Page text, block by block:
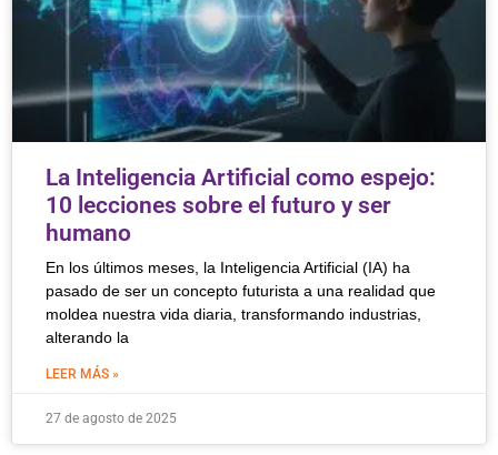
La Inteligencia Artificial como espejo:
10 lecciones sobre el futuro y ser
humano
En los últimos meses, la Inteligencia Artificial (IA) ha
pasado de ser un concepto futurista a una realidad que
moldea nuestra vida diaria, transformando industrias,
alterando la
LEER MÁS »
27 de agosto de 2025